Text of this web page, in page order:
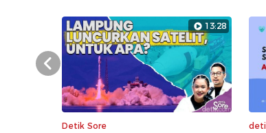
13:28
Detik Sore
Prev